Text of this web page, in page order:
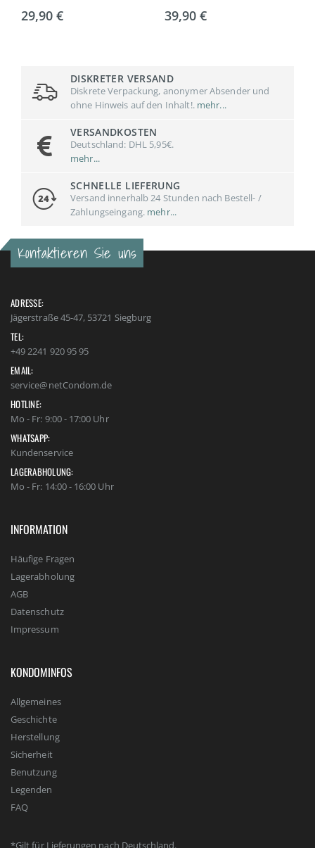
29,90 € 39,90 €
DISKRETER VERSAND
Diskrete Verpackung, anonymer Absender und
ohne Hinweis auf den Inhalt!.mehr...
VERSANDKOSTEN
Deutschland: DHL 5,95€.
mehr...
SCHNELLE LIEFERUNG
Versand innerhalb 24 Stunden nach Bestell- /
Zahlungseingang. mehr...
Kontaktieren Sie uns
ADRESSE:
Jägerstraße 45-47, 53721 Siegburg
TEL:
+49 2241 920 95 95
EMAIL:
service@netCondom.de
HOTLINE:
Mo - Fr: 9:00 - 17:00 Uhr
WHATSAPP:
Kundenservice
LAGERABHOLUNG:
Mo - Fr: 14:00 - 16:00 Uhr
INFORMATION
Häufige Fragen
Lagerabholung
AGB
Datenschutz
Impressum
KONDOMINFOS
Allgemeines
Geschichte
Herstellung
Sicherheit
Benutzung
Legenden
FAQ
*Gilt für Lieferungen nach Deutschland.